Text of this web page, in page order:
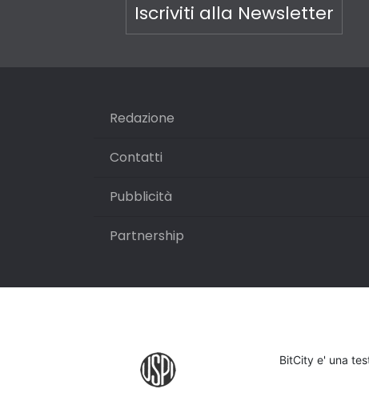
Iscriviti alla Newsletter
Redazione
Contatti
Pubblicità
Partnership
BitCity e' una